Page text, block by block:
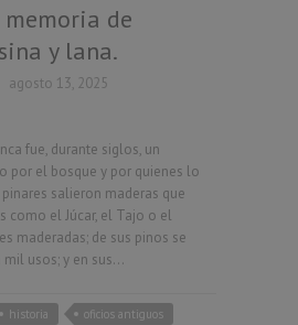
memoria de
y lana.
agosto 13, 2025
fue, durante siglos, un
por el bosque y por quienes lo
salieron maderas que
como el Júcar, el Tajo o el
maderadas; de sus pinos se
usos; y en sus…
historia
oficios antiguos